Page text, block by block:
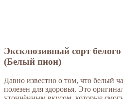
Эксклюзивный сорт
(Белый пион)
Давно известно о том, что белый
полезен для здоровья. Это